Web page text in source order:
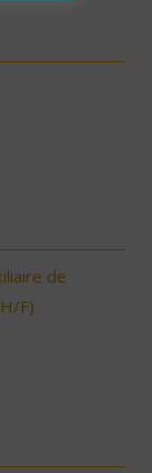
de
F)